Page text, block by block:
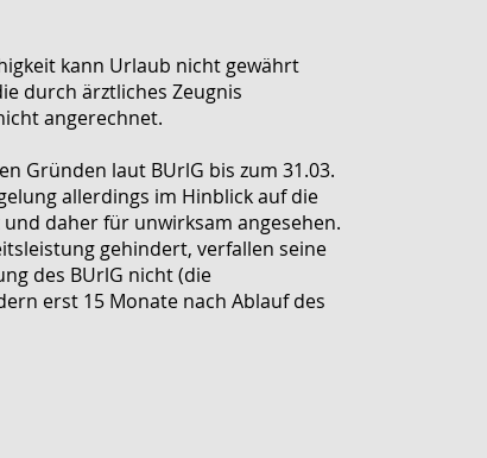
kann Urlaub nicht gewährt
durch ärztliches Zeugnis
angerechnet.
Gründen laut BUrlG bis zum 31.03.
allerdings im Hinblick auf die
daher für unwirksam angesehen.
gehindert, verfallen seine
des BUrlG nicht (die
erst 15 Monate nach Ablauf des